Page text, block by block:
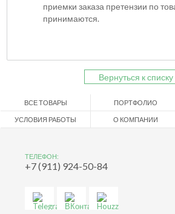
приемки заказа претензии по
принимаются.
Вернуться к списку
ВСЕ ТОВАРЫ ПОРТФОЛИО
УСЛОВИЯ РАБОТЫ О КОМПАНИИ
ТЕЛЕФОН:
+7 (911) 924-50-84